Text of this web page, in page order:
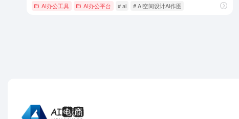
AI办公工具 AI办公平台 # ai # AI空间设计AI作图